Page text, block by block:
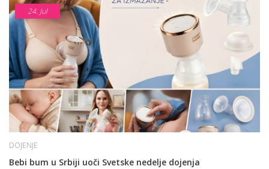
24. Jul
DOJENJE
Bebi bum u Srbiji uoči Svetske nedelje dojenja